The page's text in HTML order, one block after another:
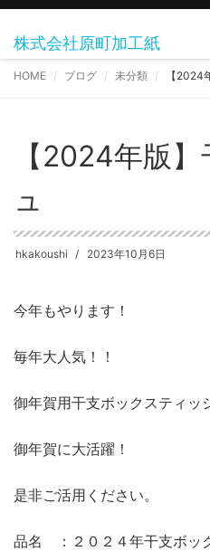
株式会社原町加工紙
HOME ブログ 未分類 【2024
【2024年版
ュ
hkakoushi 2023年10月6日
今年もやります！
毎年大人気！！
御年賀用干支ボックスティッ
御年賀に大活躍！
是非ご活用ください。
品名 ：２０２４年干支ボッ